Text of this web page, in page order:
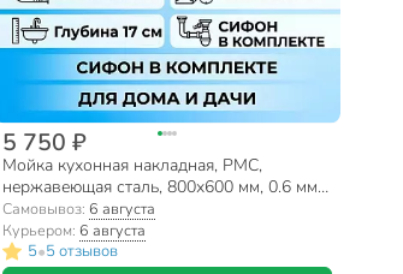
5 750 ₽
Мойка кухонная накладная, РМС,
нержавеющая сталь, 800х600 мм, 0.6 мм,
правый + сифон, MG6-8060R
Самовывоз: 6 августа
Курьером: 6 августа
5•5 отзывов